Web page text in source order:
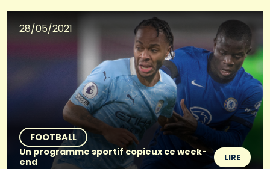
28/05/2021
FOOTBALL
Un programme sportif copieux ce week-
end
LIRE